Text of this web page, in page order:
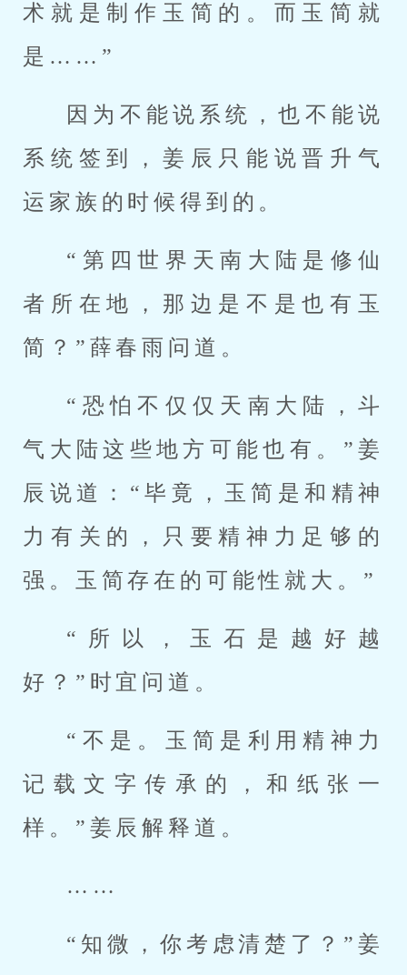
术就是制作玉简的。而玉简就
是……”
因为不能说系统，也不能说
系统签到，姜辰只能说晋升气
运家族的时候得到的。
“第四世界天南大陆是修仙
者所在地，那边是不是也有玉
简？”薛春雨问道。
“恐怕不仅仅天南大陆，斗
气大陆这些地方可能也有。”姜
辰说道：“毕竟，玉简是和精神
力有关的，只要精神力足够的
强。玉简存在的可能性就大。”
“所以，玉石是越好越
好？”时宜问道。
“不是。玉简是利用精神力
记载文字传承的，和纸张一
样。”姜辰解释道。
……
“知微，你考虑清楚了？”姜